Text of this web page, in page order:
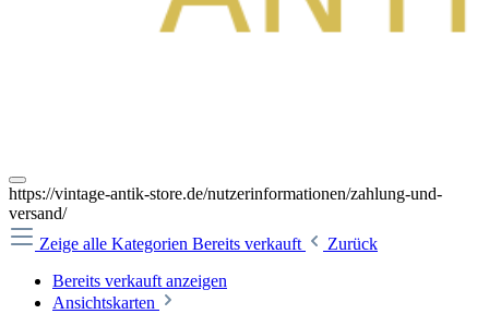
https://vintage-antik-store.de/nutzerinformationen/zahlung-und-
versand/
Zeige alle Kategorien Bereits verkauft
Zurück
Bereits verkauft anzeigen
Ansichtskarten